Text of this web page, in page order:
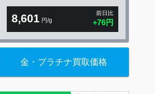
8,601 円/g
前日比
+76円
金・プラチナ買取価格